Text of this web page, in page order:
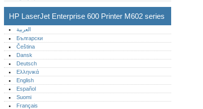
HP LaserJet Enterprise 600 Printer M602 series
العربية
Български
Čeština
Dansk
Deutsch
Ελληνικά
English
Español
Suomi
Français